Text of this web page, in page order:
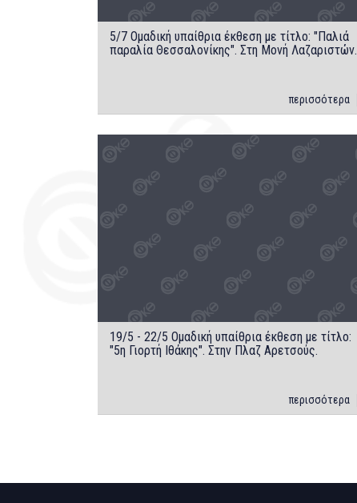
5/7 Oμαδική υπαίθρια έκθεση με τίτλο: "Παλιά
παραλία Θεσσαλονίκης". Στη Mονή Λαζαριστών.
περισσότερα
19/5 - 22/5 Oμαδική υπαίθρια έκθεση με τίτλο:
"5η Γιορτή Iθάκης". Στην Πλαζ Aρετσούς.
περισσότερα